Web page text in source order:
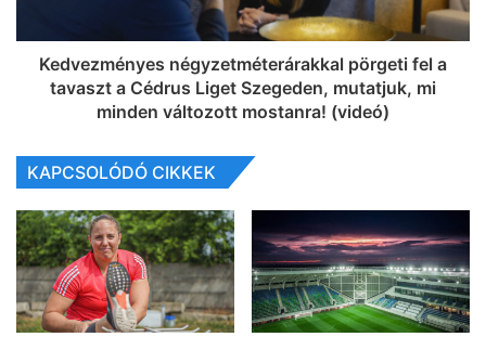
Kedvezményes négyzetméterárakkal pörgeti fel a
tavaszt a Cédrus Liget Szegeden, mutatjuk, mi
minden változott mostanra! (videó)
KAPCSOLÓDÓ CIKKEK